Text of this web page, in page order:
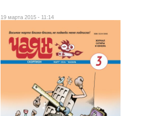
19 марта 2015 - 11:14